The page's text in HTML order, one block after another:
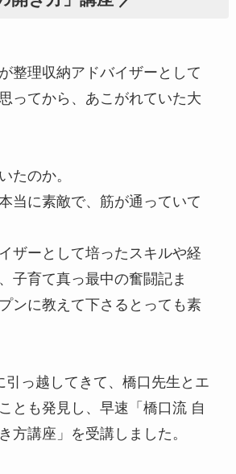
整理収納アドバイザーとして
ってから、あこがれていた大
たのか。
当に素敵で、筋が通っていて
ザーとして培ったスキルや経
子育て真っ最中の奮闘記ま
ンに教えて下さるとっても素
引っ越してきて、橋口先生とエ
とも発見し、早速「橋口流 自
方講座」を受講しました。